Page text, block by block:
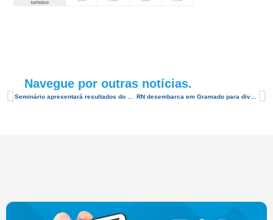
Navegue por outras notícias.
RN desembarca em Gramado para divulgar seus destinos turísticos